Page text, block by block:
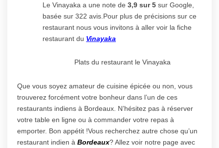
Le Vinayaka a une note de 3,9 sur 5 sur Google,
basée sur 322 avis.Pour plus de précisions sur ce
restaurant nous vous invitons à aller voir la fiche
restaurant du Vinayaka
Plats du restaurant le Vinayaka
Que vous soyez amateur de cuisine épicée ou non, vous
trouverez forcément votre bonheur dans l’un de ces
restaurants indiens à Bordeaux. N’hésitez pas à réserver
votre table en ligne ou à commander votre repas à
emporter. Bon appétit !Vous recherchez autre chose qu’un
restaurant indien à Bordeaux? Allez voir notre page avec